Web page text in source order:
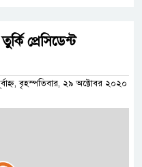
প্রেসিডেন্ট
বৃহস্পতিবার, ২৯ অক্টোবর ২০২০